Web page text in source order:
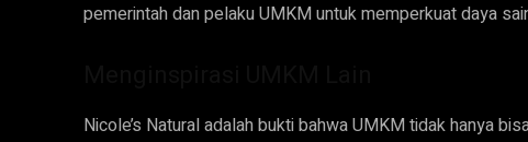
pemerintah dan pelaku UMKM untuk memperkuat daya
Nicole’s Natural adalah bukti bahwa UMKM tidak hanya